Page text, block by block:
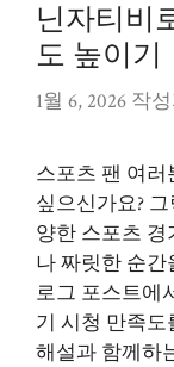
닌자티비
도 높이기
1월 6, 2026 작
스포츠 팬 여
싶으신가요?
양한 스포츠
나 짜릿한 순
로그 포스트에
기 시청 만족
해설과 함께하